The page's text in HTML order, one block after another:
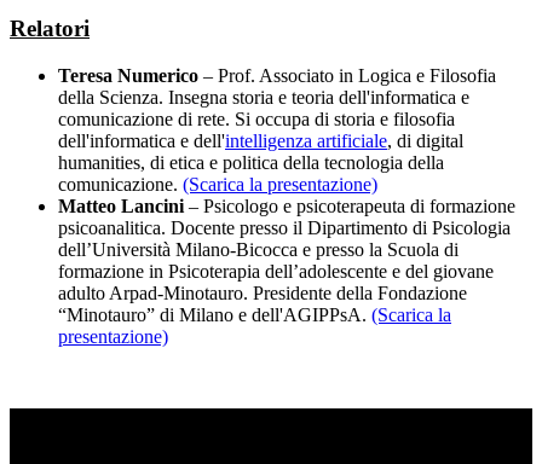
Relatori
Teresa Numerico – Prof. Associato in Logica e Filosofia
della Scienza. Insegna storia e teoria dell'informatica e
comunicazione di rete. Si occupa di storia e filosofia
dell'informatica e dell'intelligenza artificiale, di digital
humanities, di etica e politica della tecnologia della
comunicazione. (Scarica la presentazione)
Matteo Lancini – Psicologo e psicoterapeuta di formazione
psicoanalitica. Docente presso il Dipartimento di Psicologia
dell’Università Milano-Bicocca e presso la Scuola di
formazione in Psicoterapia dell’adolescente e del giovane
adulto Arpad-Minotauro. Presidente della Fondazione
“Minotauro” di Milano e dell'AGIPPsA. (Scarica la
presentazione)